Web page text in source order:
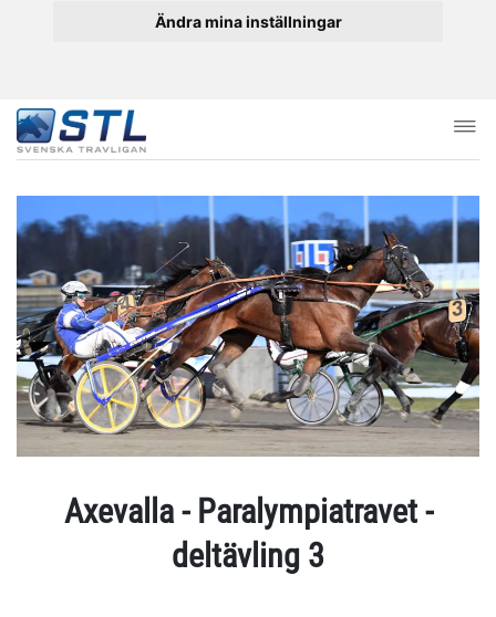
Ändra mina inställningar
Axevalla - Paralympiatravet -
deltävling 3